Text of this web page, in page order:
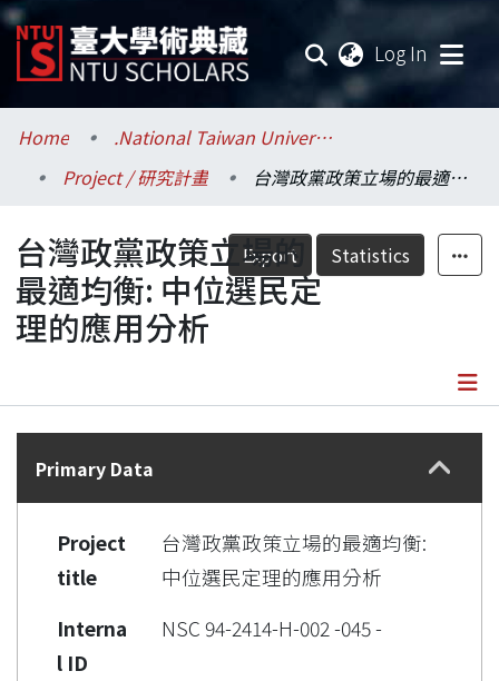
Log In
Communities & Collections
Research Outputs
Fundings & Projects
Researchers
Statistics
Home
.National Taiwan University / 國立臺灣大學
Project / 研究計畫
台灣政黨政策立場的最適均衡: 中位選民定理的應用分析
Export Statistics
台灣政黨政策立場的
最適均衡: 中位選民定
理的應用分析
Details
Primary Data
Project
title
台灣政黨政策立場的最適均衡:
中位選民定理的應用分析
Interna
l ID
NSC 94-2414-H-002 -045 -